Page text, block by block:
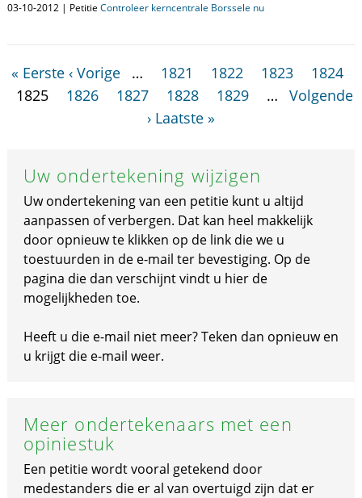
03-10-2012 | Petitie Controleer kerncentrale Borssele nu
« Eerste ‹ Vorige … 1821 1822 1823
1824
1825
1826 1827 1828 1829 …
Volgende
› Laatste »
Uw ondertekening wijzigen
Uw ondertekening van een petitie kunt u altijd
aanpassen of verbergen. Dat kan heel makkelijk
door opnieuw te klikken op de link die we u
toestuurden in de e-mail ter bevestiging. Op de
pagina die dan verschijnt vindt u hier de
mogelijkheden toe.
Heeft u die e-mail niet meer? Teken dan opnieuw en
u krijgt die e-mail weer.
Meer ondertekenaars met een
opiniestuk
Een petitie wordt vooral getekend door
medestanders die er al van overtuigd zijn dat er